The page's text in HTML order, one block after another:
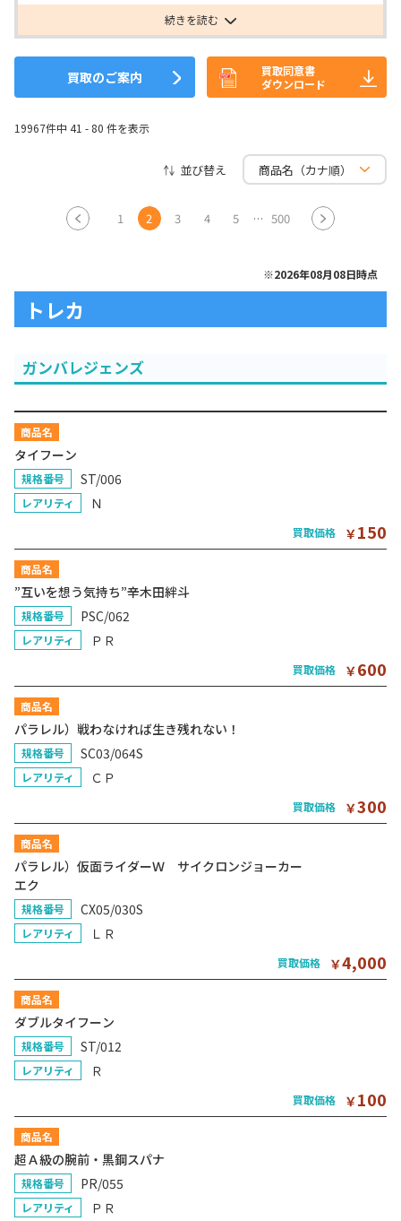
続きを読む
買取のご案内
買取同意書
ダウンロード
19967件中 41 - 80 件を表示
並び替え
1 2 3 4 5 500
※2026年08月08日時点
トレカ
ガンバレジェンズ
商品名
タイフーン
規格番号 ST/006
レアリティ Ｎ
買取価格 ￥150
商品名
”互いを想う気持ち”辛木田絆斗
規格番号 PSC/062
レアリティ ＰＲ
買取価格 ￥600
商品名
パラレル）戦わなければ生き残れない！
規格番号 SC03/064S
レアリティ ＣＰ
買取価格 ￥300
商品名
パラレル）仮面ライダーＷ サイクロンジョーカー
エク
規格番号 CX05/030S
レアリティ ＬＲ
買取価格 ￥4,000
商品名
ダブルタイフーン
規格番号 ST/012
レアリティ Ｒ
買取価格 ￥100
商品名
超Ａ級の腕前・黒鋼スパナ
規格番号 PR/055
レアリティ ＰＲ